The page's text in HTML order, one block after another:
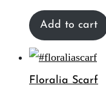
Add to cart
Floralia Scarf